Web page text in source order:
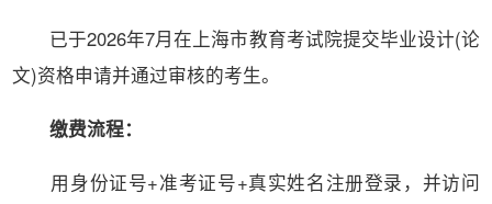
已于2026年7月在上海市教育考试院提交毕业设计(论
文)资格申请并通过审核的考生。
缴费流程：
用身份证号+准考证号+真实姓名注册登录，并访问